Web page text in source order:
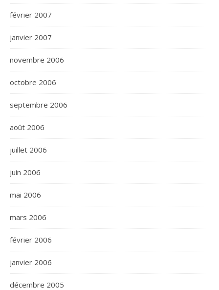
février 2007
janvier 2007
novembre 2006
octobre 2006
septembre 2006
août 2006
juillet 2006
juin 2006
mai 2006
mars 2006
février 2006
janvier 2006
décembre 2005